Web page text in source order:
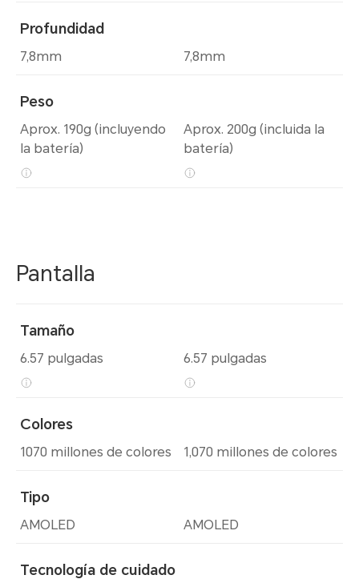
Profundidad
7,8mm
Peso
Aprox. 190g (incluyendo
la batería)
7,8mm
Aprox. 200g (incluida la
batería)
Pantalla
Tamaño
6.57 pulgadas
Colores
1070 millones de colores
Tipo
AMOLED
Tecnología de cuidado
6.57 pulgadas
1,070 millones de colores
AMOLED